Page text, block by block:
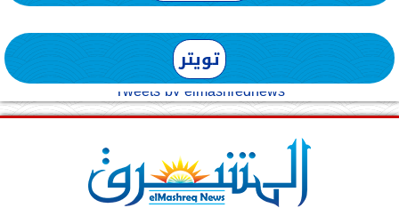
تويتر
Tweets by elmashreqnews